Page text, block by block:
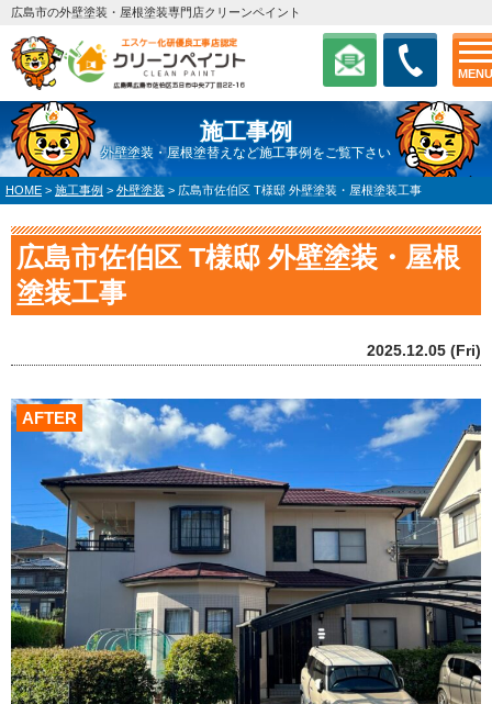
MENU
広島市の外壁塗装・屋根塗装専門店クリーンペイント
施工事例
外壁塗装・屋根塗替えなど施工事例をご覧下さい
HOME > 施工事例 > 外壁塗装 > 広島市佐伯区 T様邸 外壁塗装・屋根塗装工事
広島市佐伯区 T様邸 外壁塗装・屋根
塗装工事
2025.12.05 (Fri)
AFTER